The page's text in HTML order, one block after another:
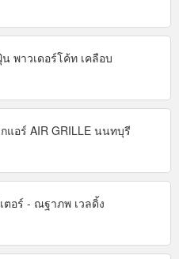
พาวเดอร์โค้ท เคลือบ
แอร์ AIR GRILLE นนทบุรี
ตอร์ - ณฐาภพ เวลดิ้ง